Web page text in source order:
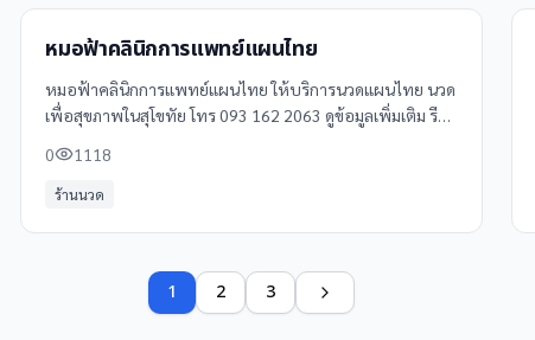
หมอฟ้าคลินิกการแพทย์แผนไทย
หมอฟ้าคลินิกการแพทย์แผนไทย ให้บริการนวดแผนไทย นวด
เพื่อสุขภาพในสุโขทัย โทร 093 162 2063 ดูข้อมูลเพิ่มเติม รีวิว
0 1118
ร้านนวด
1 2 3